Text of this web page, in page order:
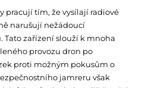
pracují tím, že vysílají radiové
narušují nežádoucí
zařízení slouží k mnoha
provozu dron po
proti možným pokusům o
jamreru však